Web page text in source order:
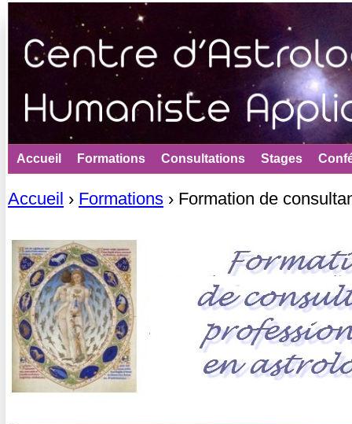
Vous êtes ici
Accueil › Formations › Formation de
Accueil Formations Consultations Stages